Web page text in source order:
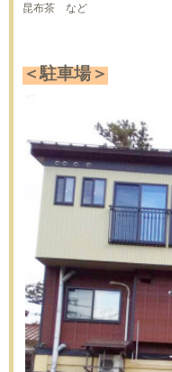
昆布茶 など
＜駐車場＞